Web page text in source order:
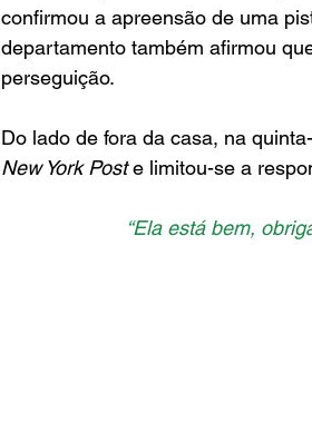
confirmou a apreensão de uma
departamento também afirmou
perseguição.
Do lado de fora da casa, na
New York Post e limitou-se a
“Ela está bem,